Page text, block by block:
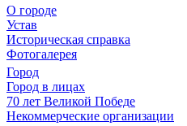
О городе
Устав
Историческая справка
Фотогалерея
Город
Город в лицах
70 лет Великой Победе
Некоммерческие организации